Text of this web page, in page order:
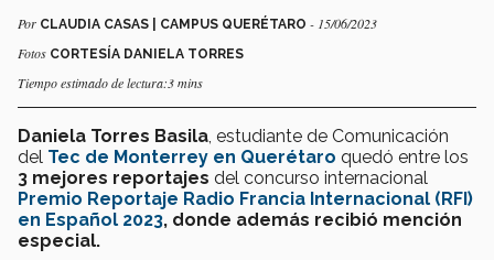
Por CLAUDIA CASAS | CAMPUS QUERÉTARO - 15/06/2023
Fotos CORTESÍA DANIELA TORRES
Tiempo estimado de lectura:3 mins
Daniela Torres Basila , estudiante de Comunicación
del Tec de Monterrey en Querétaro quedó entre los
3 mejores reportajes del concurso internacional
Premio Reportaje Radio Francia Internacional (RFI)
en Español 2023, donde además recibió mención
especial.